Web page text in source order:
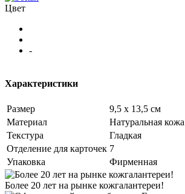
Цвет
-
Характеристики
Размер
9,5 х 13,5 см
Материал
Натуральная кожа
Текстура
Гладкая
Отделение для карточек 7
Упаковка
Фирменная
Более 20 лет на рынке кожгалантереи!